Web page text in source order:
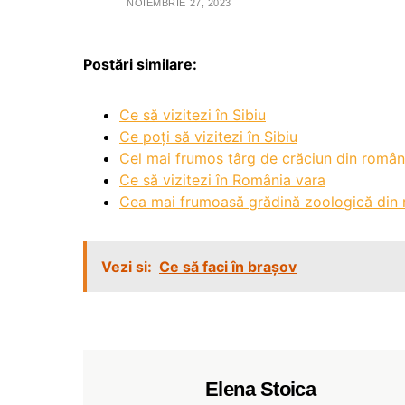
NOIEMBRIE 27, 2023
Postări similare:
Ce să vizitezi în Sibiu
Ce poți să vizitezi în Sibiu
Cel mai frumos târg de crăciun din
Ce să vizitezi în România vara
Cea mai frumoasă grădină zoologică din
Vezi si: Ce să faci în brașov
Elena Stoica